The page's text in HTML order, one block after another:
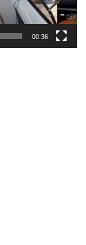
00:36